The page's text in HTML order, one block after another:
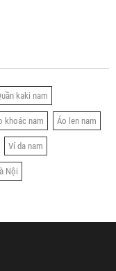
kaki nam
khoác nam Áo len nam
Ví da nam
Nội